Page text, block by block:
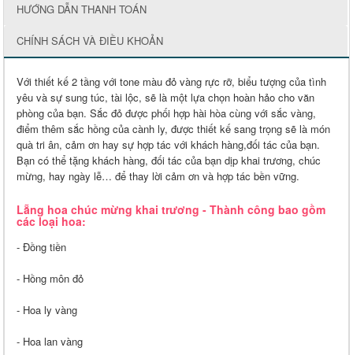
HƯỚNG DẪN THANH TOÁN
CHÍNH SÁCH VÀ ĐIỀU KHOẢN
Với thiết kế 2 tầng với tone màu đỏ vàng rực rỡ, biểu tượng của tình
yêu và sự sung túc, tài lộc, sẽ là một lựa chọn hoàn hảo cho văn
phòng của bạn. Sắc đỏ được phối hợp hài hòa cùng với sắc vàng,
điểm thêm sắc hồng của cành ly, được thiết kế sang trọng sẽ là món
quà tri ân, cảm ơn hay sự hợp tác với khách hàng,đối tác của bạn.
Bạn có thể tặng khách hàng, đối tác của bạn dịp khai trương, chúc
mừng, hay ngày lễ… để thay lời cảm ơn và hợp tác bền vững.
Lẵng hoa chúc mừng khai trương - Thành công bao gồm
các loại hoa:
- Đồng tiền
- Hồng môn đỏ
- Hoa ly vàng
- Hoa lan vàng